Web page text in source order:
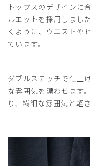
トップスのデザインに
ルエットを採用しまし
くように、ウエストや
ています。
ダブルステッチで仕上
な雰囲気を漂わせます
り、繊細な雰囲気と軽